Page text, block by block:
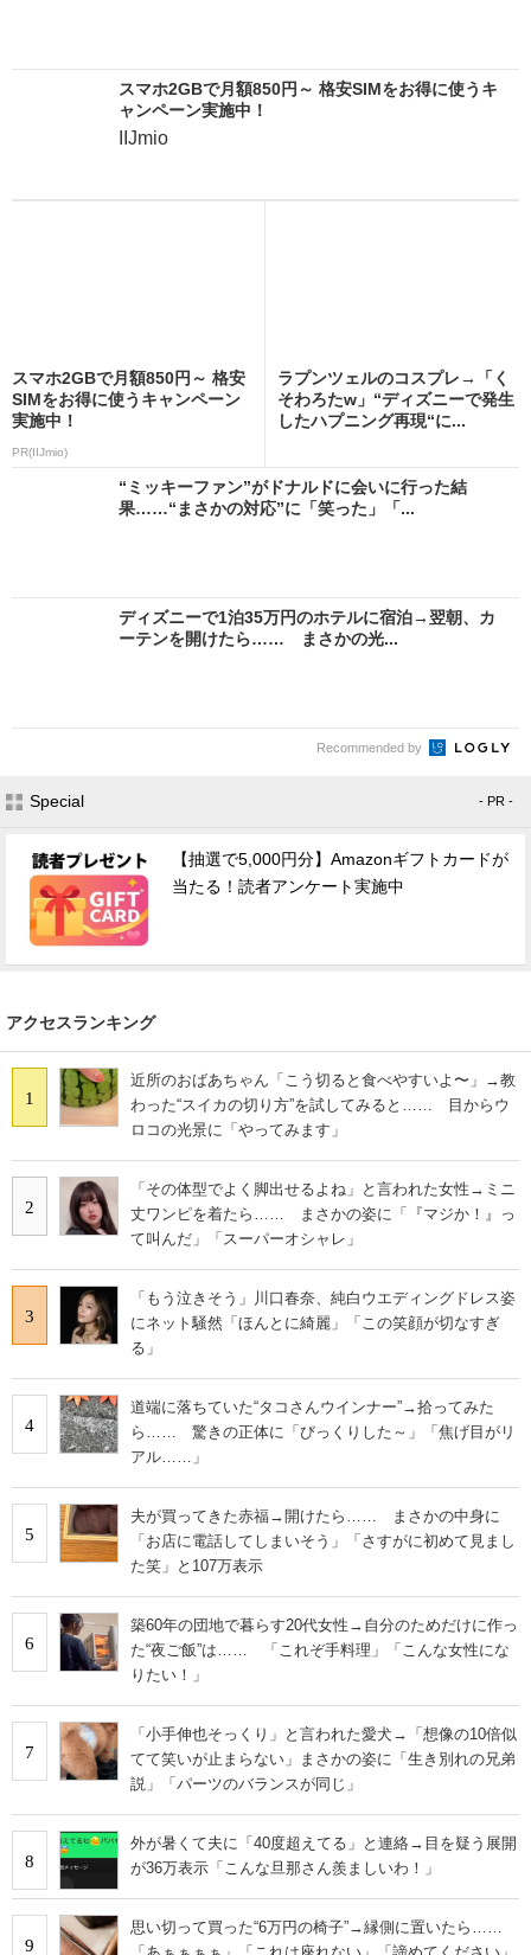
スマホ2GBで月額850円～ 格安SIMをお得に使うキ
ャンペーン実施中！
IIJmio
スマホ2GBで月額850円～ 格安
SIMをお得に使うキャンペーン
実施中！
PR(IIJmio)
ラプンツェルのコスプレ→「く
そわろたw」“ディズニーで発生
したハプニング再現“に...
“ミッキーファン”がドナルドに会いに行った結
果……“まさかの対応”に「笑った」「...
ディズニーで1泊35万円のホテルに宿泊→翌朝、カ
ーテンを開けたら…… まさかの光...
Recommended by
Special - PR -
【抽選で5,000円分】Amazonギフトカードが
当たる！読者アンケート実施中
アクセスランキング
1
近所のおばあちゃん「こう切ると食べやすいよ〜」→教
わった“スイカの切り方”を試してみると…… 目からウ
ロコの光景に「やってみます」
2
「その体型でよく脚出せるよね」と言われた女性→ミニ
丈ワンピを着たら…… まさかの姿に「『マジか！』っ
て叫んだ」「スーパーオシャレ」
3
「もう泣きそう」川口春奈、純白ウエディングドレス姿
にネット騒然「ほんとに綺麗」「この笑顔が切なすぎ
る」
4
道端に落ちていた“タコさんウインナー”→拾ってみた
ら…… 驚きの正体に「びっくりした～」「焦げ目がリ
アル……」
5
夫が買ってきた赤福→開けたら…… まさかの中身に
「お店に電話してしまいそう」「さすがに初めて見まし
た笑」と107万表示
6
築60年の団地で暮らす20代女性→自分のためだけに作っ
た“夜ご飯”は…… 「これぞ手料理」「こんな女性にな
りたい！」
7
「小手伸也そっくり」と言われた愛犬→「想像の10倍似
てて笑いが止まらない」まさかの姿に「生き別れの兄弟
説」「パーツのバランスが同じ」
8
外が暑くて夫に「40度超えてる」と連絡→目を疑う展開
が36万表示「こんな旦那さん羨ましいわ！」
9
思い切って買った“6万円の椅子”→縁側に置いたら……